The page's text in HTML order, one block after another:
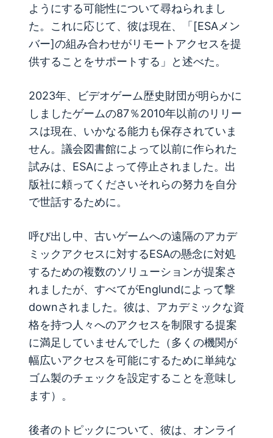
ようにする可能性について尋ねられまし
た。これに応じて、彼は現在、「[ESAメン
バー]の組み合わせがリモートアクセスを提
供することをサポートする」と述べた。
2023年、ビデオゲーム歴史財団が明らかに
しましたゲームの87％2010年以前のリリー
スは現在、いかなる能力も保存されていま
せん。議会図書館によって以前に作られた
試みは、ESAによって停止されました。 出
版社に頼ってくださいそれらの努力を自分
で世話するために。
呼び出し中、古いゲームへの遠隔のアカデ
ミックアクセスに対するESAの懸念に対処
するための複数のソリューションが提案さ
れましたが、すべてがEnglundによって撃
downされました。彼は、アカデミックな資
格を持つ人々へのアクセスを制限する提案
に満足していませんでした（多くの機関が
幅広いアクセスを可能にするために単純な
ゴム製のチェックを設定することを意味し
ます）。
後者のトピックについて、彼は、オンライ